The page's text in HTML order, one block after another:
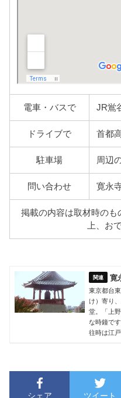
電車・バスで JR鴬
ドライブで 首都
駐車場 周辺
問い合わせ 寛永
掲載の内容は取材時の
上、お
寛
東京都台
け）寄り
堂。「上
な時鐘で
往時は江
シェア ツイート